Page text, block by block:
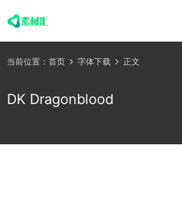
当前位置： 首页 字体下载 正文
DK Dragonblood